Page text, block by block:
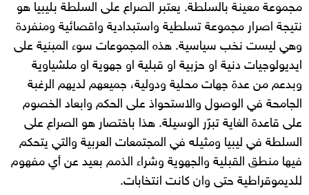
مجموعة معينة بالسلطة. يعتبر الصراع على السلطة بليبيا هو
نتيجة اصرار مجموعة تسلطية واستبدادية واقصائية ومنفردة
وهي ليست نخب سياسية. هذه المجموعات سوء المبنية على
ايديولوجيات دنية او حزبية او قبلية او جهوية او ملشياوية
وبدعم من عدة جهات محلية ودولية، جميعهم لديهم الرغبة
الجامحة في الوصول والاستحواذ على الحكم وابعاد الخصوم
على قاعدة الغاية تبرّر الوسيلة. هذا باختصار هو الصراع على
السلطة في ليبيا ومثيله في المجتمعات العربية والتي يتحكم
فيها منطق القبلية والجهوية وشراء الذمم بعيد عن أي مفهوم
للديموقراطية حتى وان كانت انتخابات.